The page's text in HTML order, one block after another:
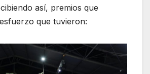
así, premios que
que tuvieron: